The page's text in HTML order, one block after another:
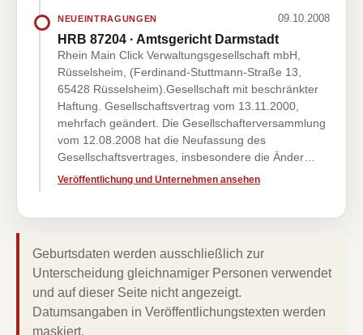
NEUEINTRAGUNGEN 09.10.2008
HRB 87204 · Amtsgericht Darmstadt
Rhein Main Click Verwaltungsgesellschaft mbH,
Rüsselsheim, (Ferdinand-Stuttmann-Straße 13,
65428 Rüsselsheim).Gesellschaft mit beschränkter
Haftung. Gesellschaftsvertrag vom 13.11.2000,
mehrfach geändert. Die Gesellschafterversammlung
vom 12.08.2008 hat die Neufassung des
Gesellschaftsvertrages, insbesondere die Änder…
Veröffentlichung und Unternehmen ansehen
Geburtsdaten werden ausschließlich zur
Unterscheidung gleichnamiger Personen verwendet
und auf dieser Seite nicht angezeigt.
Datumsangaben in Veröffentlichungstexten werden
maskiert.